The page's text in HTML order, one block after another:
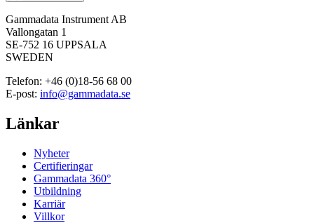
Gammadata Instrument AB
Vallongatan 1
SE-752 16 UPPSALA
SWEDEN
Telefon: +46 (0)18-56 68 00
E-post: info@gammadata.se
Länkar
Nyheter
Certifieringar
Gammadata 360°
Utbildning
Karriär
Villkor